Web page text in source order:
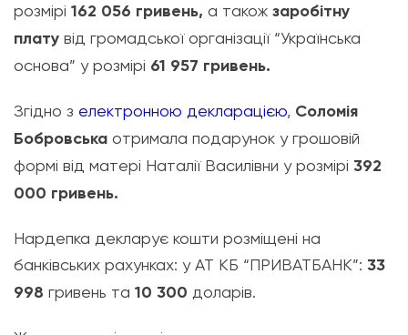
розмірі 162 056 гривень, а також заробітну
плату від громадської організації “Українська
основа” у розмірі 61 957 гривень.
Згідно з електронною декларацією, Соломія
Бобровська отримала подарунок у грошовій
формі від матері Наталії Василівни у розмірі 392
000 гривень.
Нардепка декларує кошти розміщені на
банківських рахунках: у АТ КБ “ПРИВАТБАНК”: 33
998 гривень та 10 300 доларів.